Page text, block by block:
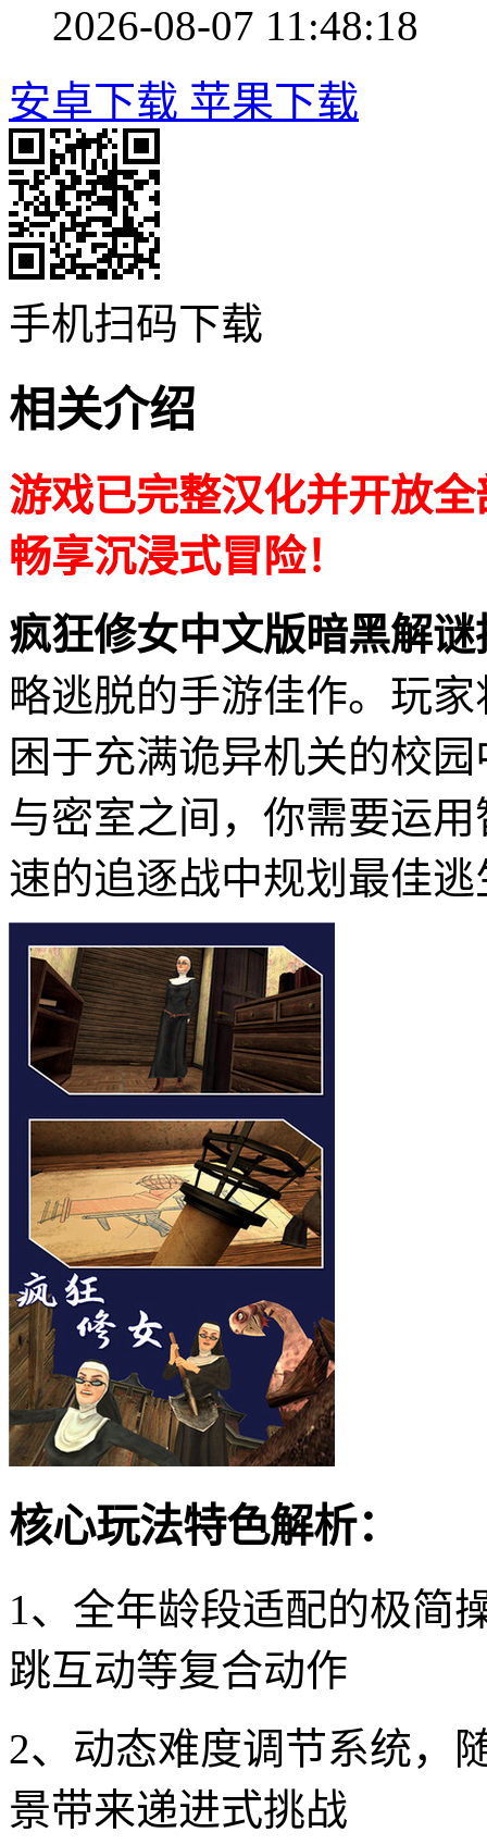
2026-08-07 11:48:18
安卓下载 苹果下载
手机扫码下载
相关介绍
游戏已完整汉化并开放
畅享沉浸式冒险！
疯狂修女中文版暗黑解谜
略逃脱的手游佳作。玩
困于充满诡异机关的校
与密室之间，你需要运
速的追逐战中规划最佳
核心玩法特色解析：
1、全年龄段适配的极简
跳互动等复合动作
2、动态难度调节系统，
景带来递进式挑战